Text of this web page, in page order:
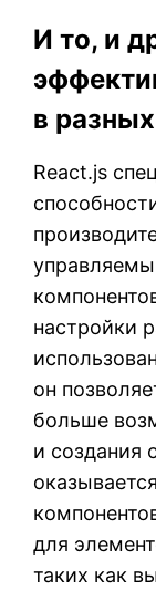
И то, и
в
React.js
настройки
он
больше
и создания
для
таких как